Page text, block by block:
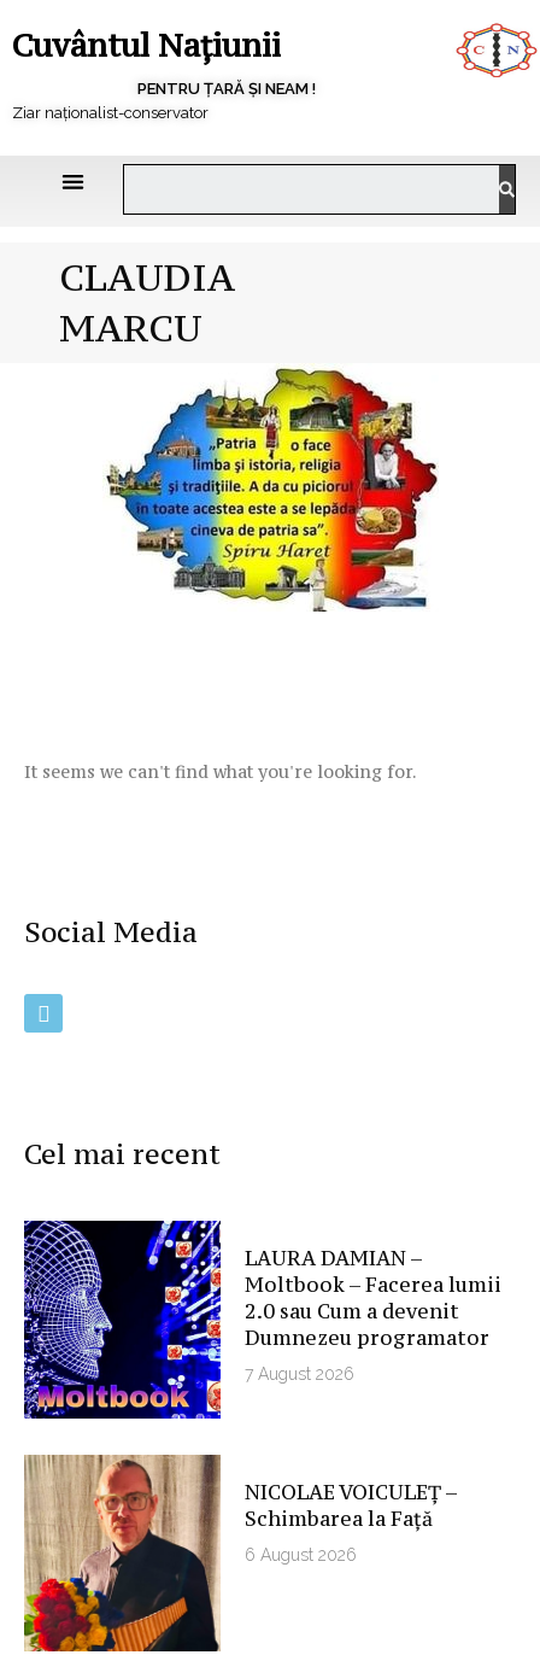
Cuvântul Națiunii
PENTRU ȚARĂ ȘI NEAM !
Ziar naționalist-conservator
CLAUDIA
MARCU
It seems we can't find what you're looking for.
Social Media
Cel mai recent
LAURA DAMIAN –
Moltbook – Facerea lumii
2.0 sau Cum a devenit
Dumnezeu programator
7 August 2026
NICOLAE VOICULEȚ –
Schimbarea la Față
6 August 2026